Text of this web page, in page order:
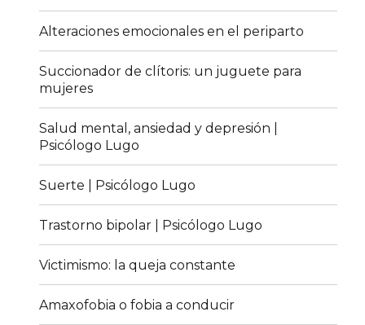
Alteraciones emocionales en el periparto
Succionador de clítoris: un juguete para
mujeres
Salud mental, ansiedad y depresión |
Psicólogo Lugo
Suerte | Psicólogo Lugo
Trastorno bipolar | Psicólogo Lugo
Victimismo: la queja constante
Amaxofobia o fobia a conducir